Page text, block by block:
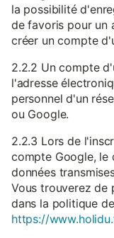
la possibilité
de favoris pour un
créer un compte
2.2.2 Un compte
l'adresse
personnel d'un
ou Google.
2.2.3 Lors de
compte Google, le
données
Vous trouverez de
dans la politique
https://